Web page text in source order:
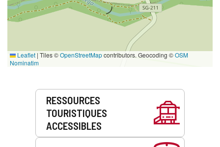
Leaflet | Tiles ©OpenStreetMapcontributors. Geocoding ©OSM
Nominatim
Prestations
RESSOURCES
TOURISTIQUES
ACCESSIBLES